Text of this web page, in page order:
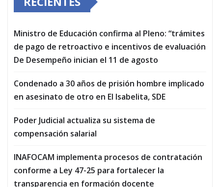
Ministro de Educación confirma al Pleno: “trámites
de pago de retroactivo e incentivos de evaluación
De Desempeño inician el 11 de agosto
Condenado a 30 años de prisión hombre implicado
en asesinato de otro en El Isabelita, SDE
Poder Judicial actualiza su sistema de
compensación salarial
INAFOCAM implementa procesos de contratación
conforme a Ley 47-25 para fortalecer la
transparencia en formación docente